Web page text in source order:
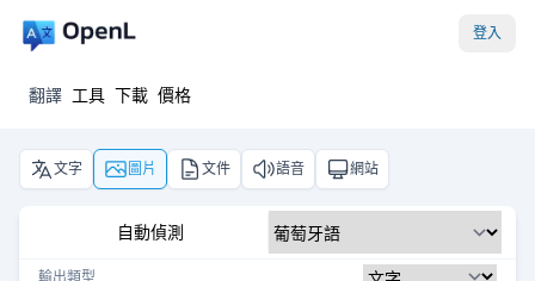
登入
翻譯 工具 下載 價格
文字 圖片 文件 語音 網站
自動偵測
輸出類型